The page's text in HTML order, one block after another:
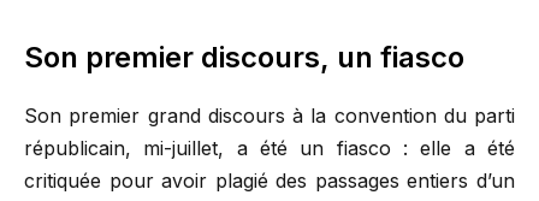
Son premier discours, un fiasco
Son premier grand discours à la convention du parti
républicain, mi-juillet, a été un fiasco : elle a été
critiquée pour avoir plagié des passages entiers d’un